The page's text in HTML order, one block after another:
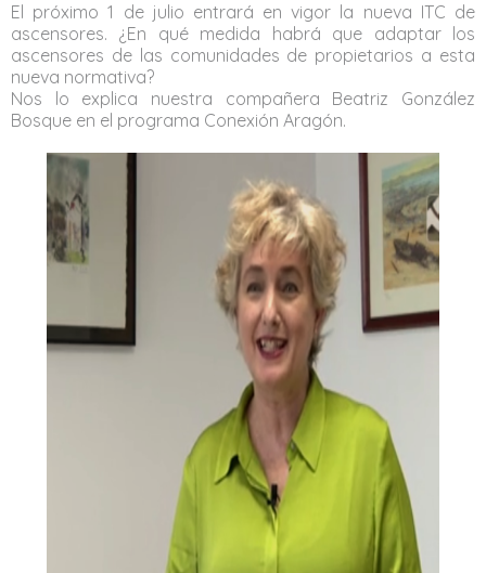
El próximo 1 de julio entrará en vigor la nueva ITC de
ascensores. ¿En qué medida habrá que adaptar los
ascensores de las comunidades de propietarios a esta
nueva normativa?
Nos lo explica nuestra compañera Beatriz González
Bosque en el programa Conexión Aragón.